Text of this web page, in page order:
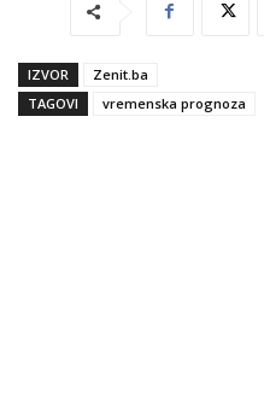
IZVOR
Zenit.ba
TAGOVI
vremenska prognoza